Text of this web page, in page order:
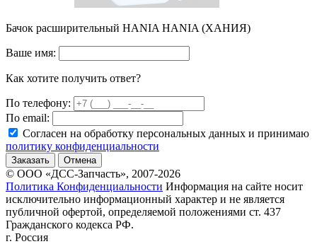
Бачок расширительный HANIA HANIA (ХАНИЯ)
Ваше имя:
Как хотите получить ответ?
По телефону:
По email:
Согласен на обработку персональных данных и принимаю
политику конфиденциальности
Заказать Отмена
© ООО «ДСС-Запчасть», 2007-2026
Политика Конфиденциальности Информация на сайте носит
исключительно информационный характер и не является
публичной офертой, определяемой положениями ст. 437
Гражданского кодекса РФ.
г. Россия